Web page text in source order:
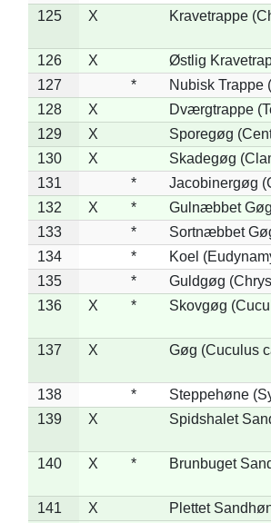
125
X Kravetrappe
126 X
Østlig
127
*
Nubisk Trappe
128
X
Dværgtrappe
129
X
Sporegøg
130
X
Skadegøg
131
*
Jacobinergøg
132
X *
Gulnæbbet
133
*
Sortnæbbet
134
*
Koel
135
*
Guldgøg
136
X * Skovgøg
137 X Gøg (Cuculus
138 *
Steppehøne
139
X Spidshalet
140 X * Brunbuget
141 X
Plettet